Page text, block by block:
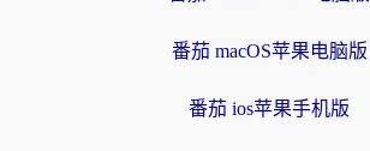
番茄 macOS苹果电脑版
番茄 ios苹果手机版